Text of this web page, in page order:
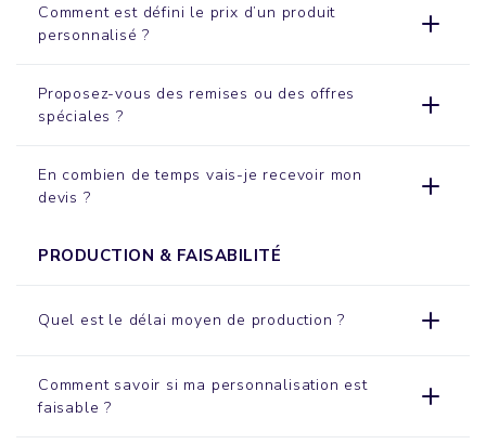
Comment est défini le prix d’un produit
personnalisé ?
Proposez-vous des remises ou des offres
spéciales ?
En combien de temps vais-je recevoir mon
devis ?
PRODUCTION & FAISABILITÉ
Quel est le délai moyen de production ?
Comment savoir si ma personnalisation est
faisable ?